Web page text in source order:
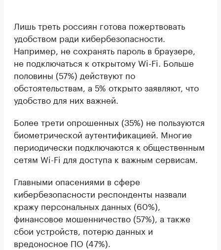
Лишь треть россиян готова пожертвовать
удобством ради кибербезопасности.
Например, не сохранять пароль в браузере,
не подключаться к открытому Wi-Fi. Больше
половины (57%) действуют по
обстоятельствам, а 5% открыто заявляют, что
удобство для них важней.
Более трети опрошенных (35%) не пользуются
биометрической аутентификацией. Многие
периодически подключаются к общественным
сетям Wi-Fi для доступа к важным сервисам.
Главными опасениями в сфере
кибербезопасности респонденты назвали
кражу персональных данных (60%),
финансовое мошенничество (57%), а также
сбои устройств, потерю данных и
вредоносное ПО (47%).